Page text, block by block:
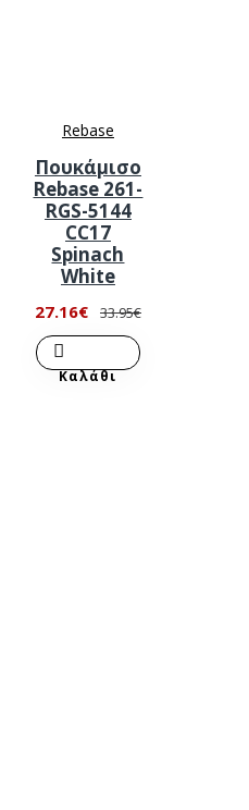
Rebase
Πουκάμισο
Rebase 261-
RGS-5144
CC17
Spinach
White
27.16€ 33.95€
Καλάθι